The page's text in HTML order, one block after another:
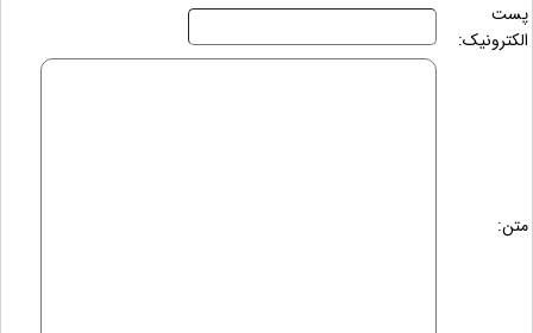
پست
الکترونیک:
متن: